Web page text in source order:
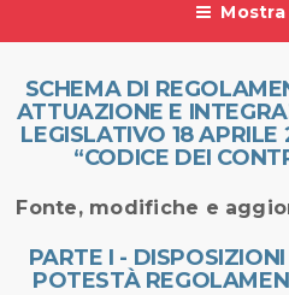
SCHEMA DI
ATTUAZIONE E
LEGISLATIVO 18
“CODICE DEI
Fonte, modifiche e
PARTE I -
POTESTÀ